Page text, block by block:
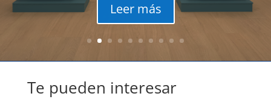
Leer más
Te pueden interesar